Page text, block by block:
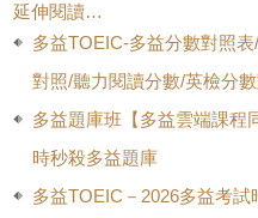
延伸閱讀…
多益TOEIC-多益分數對照
對照/聽力閱讀分數/英檢分
多益題庫班【多益雲端課程
時秒殺多益題庫
多益TOEIC－2026多益考